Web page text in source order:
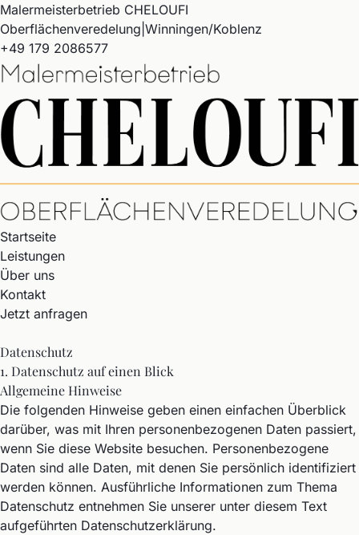
Malermeisterbetrieb CHELOUFI
Oberflächenveredelung Winningen/Koblenz
+49 179 2086577
Startseite
Leistungen
Über uns
Kontakt
Jetzt anfragen
Datenschutz
1. Datenschutz auf einen Blick
Allgemeine Hinweise
Die folgenden Hinweise geben einen einfachen Überblick
darüber, was mit Ihren personenbezogenen Daten passiert,
wenn Sie diese Website besuchen. Personenbezogene
Daten sind alle Daten, mit denen Sie persönlich identifiziert
werden können. Ausführliche Informationen zum Thema
Datenschutz entnehmen Sie unserer unter diesem Text
aufgeführten Datenschutzerklärung.